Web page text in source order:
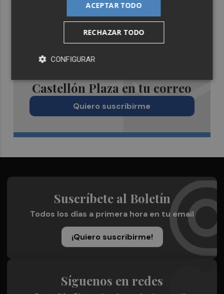
Castellón Plaza en tu correo
Quiero suscribirme
Suscríbete al Boletín
Todos los días a primera hora en tu email
¡Quiero suscribirme!
Síguenos en redes
ACEPTAR TODO
RECHAZAR TODO
CONFIGURAR